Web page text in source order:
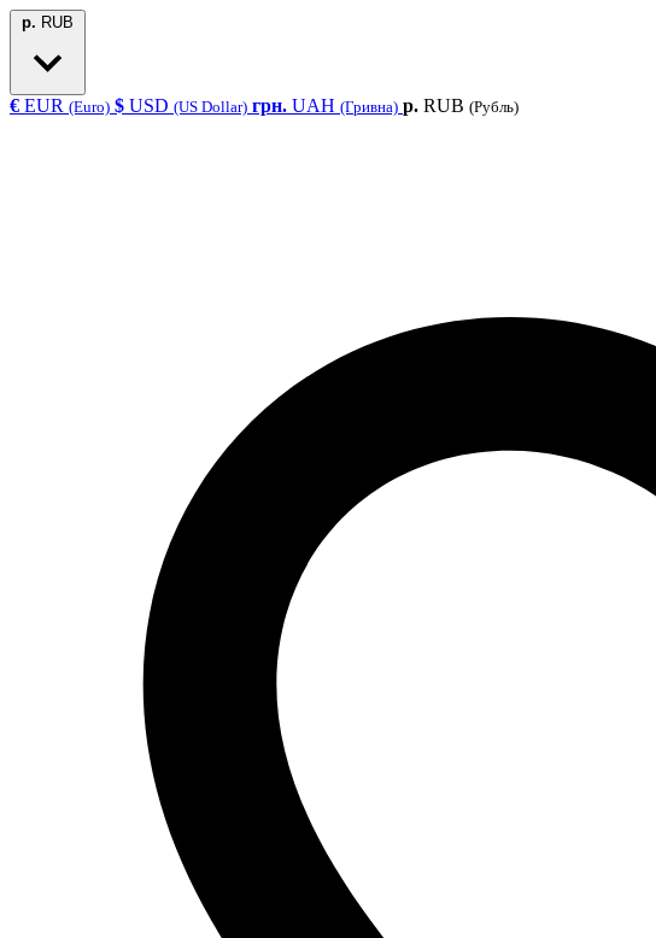
р. RUB
€ EUR (Euro) $ USD (US Dollar) грн. UAH (Гривна) р. RUB (Рубль)